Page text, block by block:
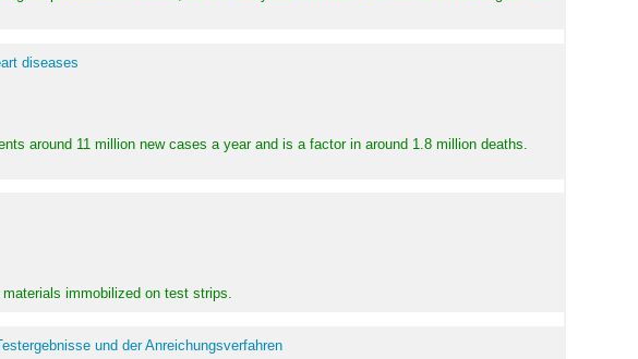
diseases
around 11 million new cases a year and is a factor in around 1.8 million deaths.
immobilized on test strips.
und der Anreichungsverfahren